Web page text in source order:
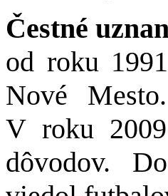
Čestné
od roku
Nové
V roku
dôvodov.